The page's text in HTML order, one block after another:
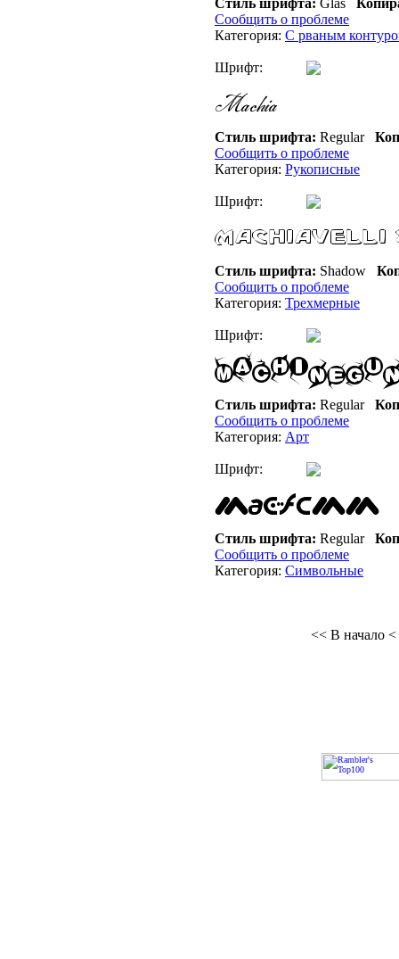
Стиль шрифта: Glas
Сообщить о проблеме
Категория: С рваным
Шрифт:
Стиль шрифта: Regular
Сообщить о проблеме
Категория: Рукописные
Шрифт:
Стиль шрифта: Shadow
Сообщить о проблеме
Категория: Трехмерные
Шрифт:
Стиль шрифта: Regular
Сообщить о проблеме
Категория: Арт
Шрифт:
Стиль шрифта: Regular
Сообщить о проблеме
Категория: Символьные
<< В начало <